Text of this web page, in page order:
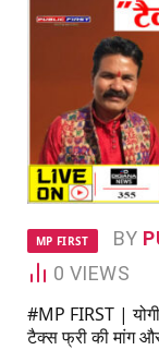
MP FIRST BY
0 VIEWS
#MP FIRST |
टैक्स फ्री की मांग